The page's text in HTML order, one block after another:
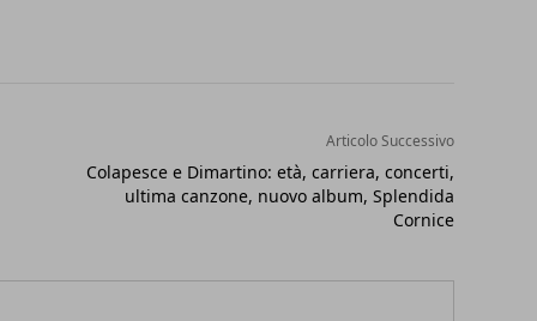
Articolo Successivo
Colapesce e Dimartino: età, carriera, concerti,
ultima canzone, nuovo album, Splendida
Cornice